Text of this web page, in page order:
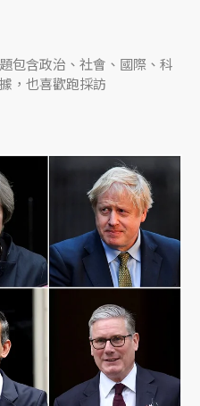
包含政治、社會、國際、科
，也喜歡跑採訪